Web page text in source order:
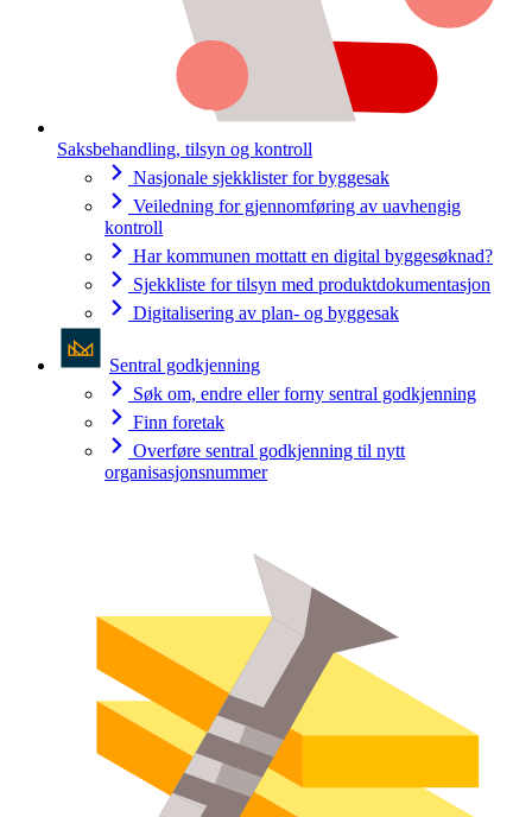
Saksbehandling, tilsyn og kontroll
Nasjonale sjekklister for byggesak
Veiledning for gjennomføring av uavhengig
kontroll
Har kommunen mottatt en digital byggesøknad?
Sjekkliste for tilsyn med produktdokumentasjon
Digitalisering av plan- og byggesak
Sentral godkjenning
Søk om, endre eller forny sentral godkjenning
Finn foretak
Overføre sentral godkjenning til nytt
organisasjonsnummer